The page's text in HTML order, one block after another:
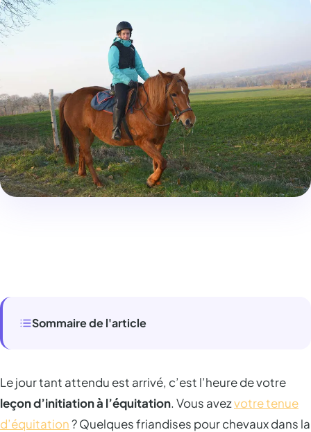
Sommaire de l'article
Le jour tant attendu est arrivé, c’est l’heure de votre
leçon d’initiation à l’équitation. Vous avezvotre tenue
d’équitation? Quelques friandises pour chevaux dans la